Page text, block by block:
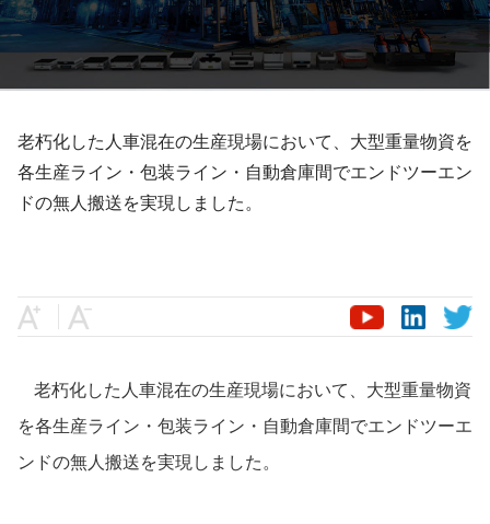
老朽化した人車混在の生産現場において、大型重量物資を
各生産ライン・包装ライン・自動倉庫間でエンドツーエン
ドの無人搬送を実現しました。
老朽化した人車混在の生産現場において、大型重量物資
を各生産ライン ・ 包装ライン ・ 自動倉庫間でエンドツーエ
ンドの無人搬送を実現しました 。